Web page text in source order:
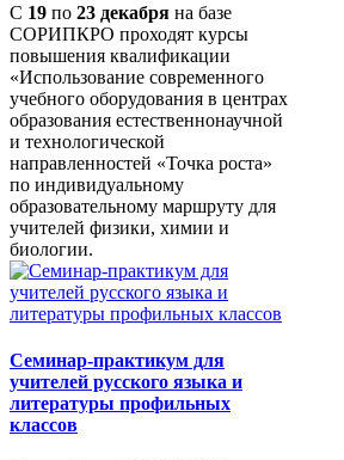
С 19 по 23 декабря на базе
СОРИПКРО проходят курсы
повышения квалификации
«Использование современного
учебного оборудования в центрах
образования естественнонаучной
и технологической
направленностей «Точка роста»
по индивидуальному
образовательному маршруту для
учителей физики, химии и
биологии.
Семинар-практикум для
учителей русского языка и
литературы профильных
классов